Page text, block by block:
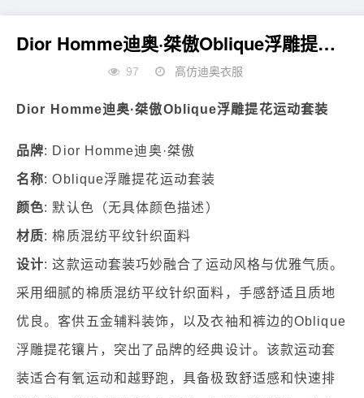
Dior Homme迪奥·桀傲Oblique浮雕提花运动套装
97 高仿迪奥衣服
Dior Homme迪奥·桀傲Oblique浮雕提花运动套装
品牌: Dior Homme迪奥·桀傲
名称: Oblique浮雕提花运动套装
颜色: 默认色（无具体颜色描述）
材质: 棉质混纺平纹针织面料
设计: 这款运动套装巧妙融合了运动风格与优雅气质。
采用细腻的棉质混纺平纹针织面料，手感舒适且质地
优良。客供五金辅料装饰，以及衣袖和裤边的Oblique
浮雕提花镶片，突出了品牌的经典设计。该款运动套
装适合有氧运动和越野跑，具备极致舒适感和快速排